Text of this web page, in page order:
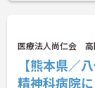
医療法人尚仁会 高
【熊本県／
精神科病院